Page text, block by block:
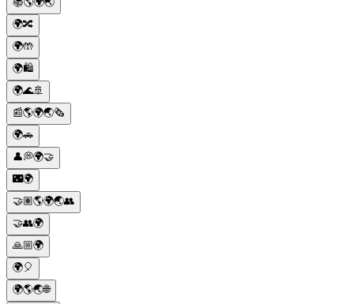
🌍🔀
🌍🤲
🌍🛍️
🌍🌊🚢
📰🌎🌍🌏🗞️
🌍🚗
👤💭🌍🤝
🌃🌍
🤝🏽🌎🌍🌏👥
🤝👥🌍
🙏🏼🌍
🌍🎈
🌍🌎🌏🌐